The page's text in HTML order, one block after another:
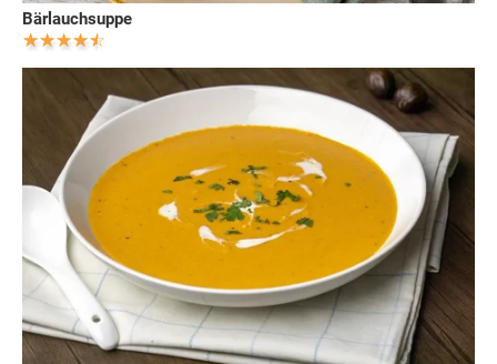
Bärlauchsuppe